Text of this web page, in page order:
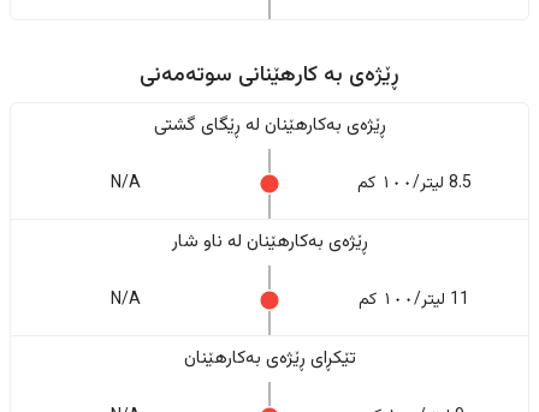
ڕێژەى به کارهێنانی سوتەمەنی
ڕێژەى بەکارهێنان له ڕێگای گشتی
8.5 لیتر/١٠٠ کم N/A
ڕێژەى بەکارهێنان له ناو شار
11 لیتر/١٠٠ کم N/A
تێکڕای ڕێژەى بەکارهێنان